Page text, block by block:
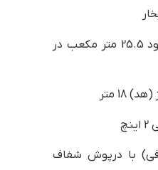
ارائه حداکثر آبدهی حدود 25.5 متر مکعب در
18 متر
با درپوش شفاف